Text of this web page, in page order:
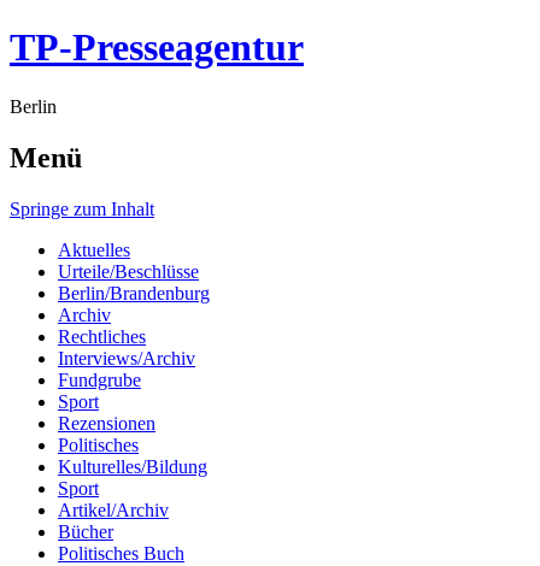
TP-Presseagentur
Berlin
Menü
Springe zum Inhalt
Aktuelles
Urteile/Beschlüsse
Berlin/Brandenburg
Archiv
Rechtliches
Interviews/Archiv
Fundgrube
Sport
Rezensionen
Politisches
Kulturelles/Bildung
Sport
Artikel/Archiv
Bücher
Politisches Buch